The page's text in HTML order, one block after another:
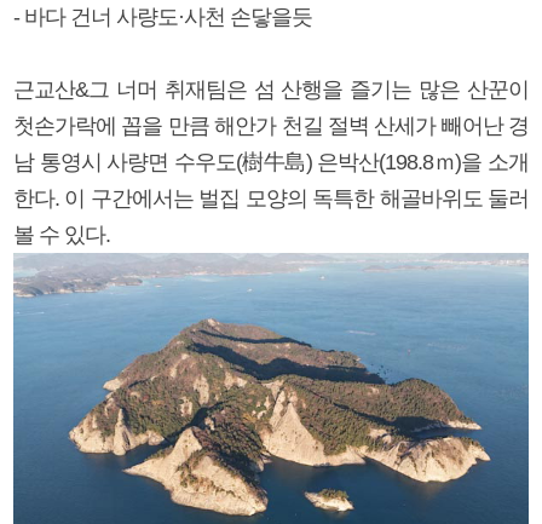
- 바다 건너 사량도·사천 손닿을듯
근교산&그 너머 취재팀은 섬 산행을 즐기는 많은 산꾼이
첫손가락에 꼽을 만큼 해안가 천길 절벽 산세가 빼어난 경
남 통영시 사량면 수우도(樹牛島) 은박산(198.8ｍ)을 소개
한다. 이 구간에서는 벌집 모양의 독특한 해골바위도 둘러
볼 수 있다.